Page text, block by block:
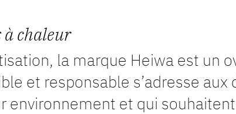
à chaleur
la marque Heiwa est un
et responsable s’adresse
et qui